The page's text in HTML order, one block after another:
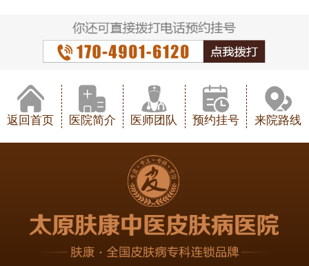
返回首页 医院简介 医师团队 预约挂号 来院路线